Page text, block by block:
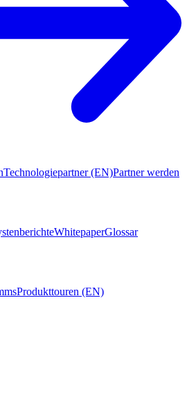
Technologiepartner (EN)Partner werden
WhitepaperGlossar
Produkttouren (EN)